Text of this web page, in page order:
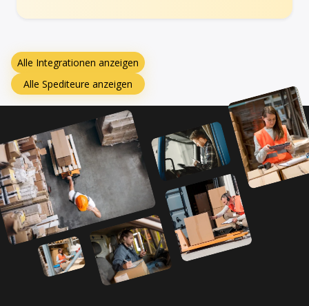
Alle Integrationen anzeigen
Alle Spediteure anzeigen